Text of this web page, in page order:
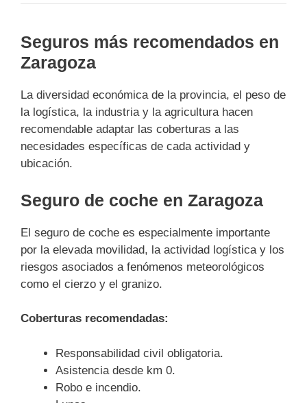
Seguros más recomendados en
Zaragoza
La diversidad económica de la provincia, el peso de
la logística, la industria y la agricultura hacen
recomendable adaptar las coberturas a las
necesidades específicas de cada actividad y
ubicación.
Seguro de coche en Zaragoza
El seguro de coche es especialmente importante
por la elevada movilidad, la actividad logística y los
riesgos asociados a fenómenos meteorológicos
como el cierzo y el granizo.
Coberturas recomendadas:
Responsabilidad civil obligatoria.
Asistencia desde km 0.
Robo e incendio.